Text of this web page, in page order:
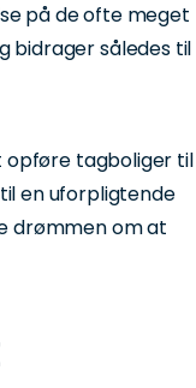
på de ofte meget
bidrager således til
opføre tagboliger til
en uforpligtende
drømmen om at